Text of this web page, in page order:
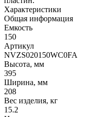
Характеристики
Общая информация
Емкость
150
Артикул
NVZS020150WC0FA
Высота, мм
395
Ширина, мм
208
Вес изделия, кг
15.2